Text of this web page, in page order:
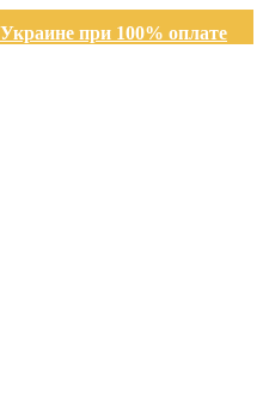
при 100% оплате